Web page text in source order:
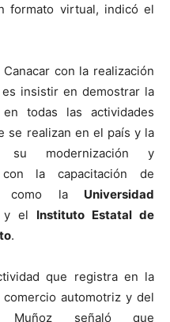
formato virtual, indicó el
con la realización
insistir en demostrar la
todas las actividades
se realizan en el país y la
su modernización y
con la capacitación de
como la Universidad
y el Instituto Estatal de
.
que registra en la
automotriz y del
Muñoz señaló que